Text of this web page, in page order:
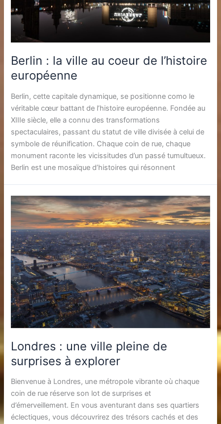
Berlin : la ville au coeur de l’histoire
européenne
Berlin, cette capitale dynamique, se positionne como le
véritable cœur battant de l’histoire européenne. Fondée au
XIIIe siècle, elle a connu des transformations
spectaculaires, passant du statut de ville divisée à celui de
symbole de réunification. Chaque coin de rue, chaque
monument raconte les vicissitudes d’un passé tumultueux.
Berlin est une mosaïque d’histoires qui résonnent
Londres : une ville pleine de
surprises à explorer
Bienvenue à Londres, une métropole vibrante où chaque
coin de rue réserve son lot de surprises et
d’émerveillement. En vous aventurant dans ses quartiers
éclectiques, vous découvrirez des trésors cachés et des